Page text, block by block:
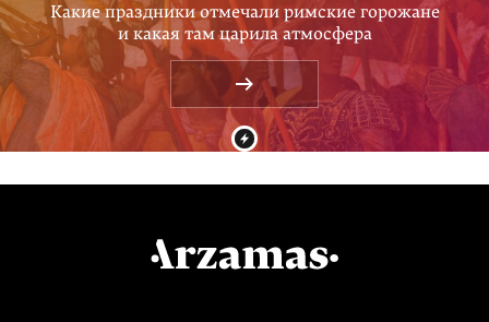
Какие праздники отмечали римские горожане
и какая там царила атмосфера